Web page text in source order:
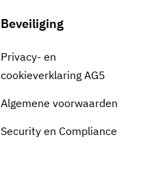
Beveiliging
Privacy- en
cookieverklaring AG5
Algemene voorwaarden
Security en Compliance